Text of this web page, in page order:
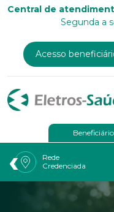
Central de
Segunda a
Acesso
Beneficiário
Rede
Credenciada
‹